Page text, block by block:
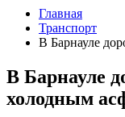
Главная
Транспорт
В Барнауле
В Барнауле
холодным